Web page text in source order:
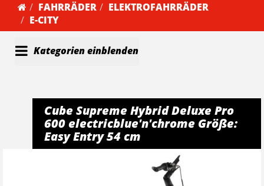
FAHRRÄDER
ELEKTROFAHRRÄDER
E-CITY
Kategorien einblenden
Cube Supreme Hybrid Deluxe Pro
600 electricblue'n'chrome Größe:
Easy Entry 54 cm